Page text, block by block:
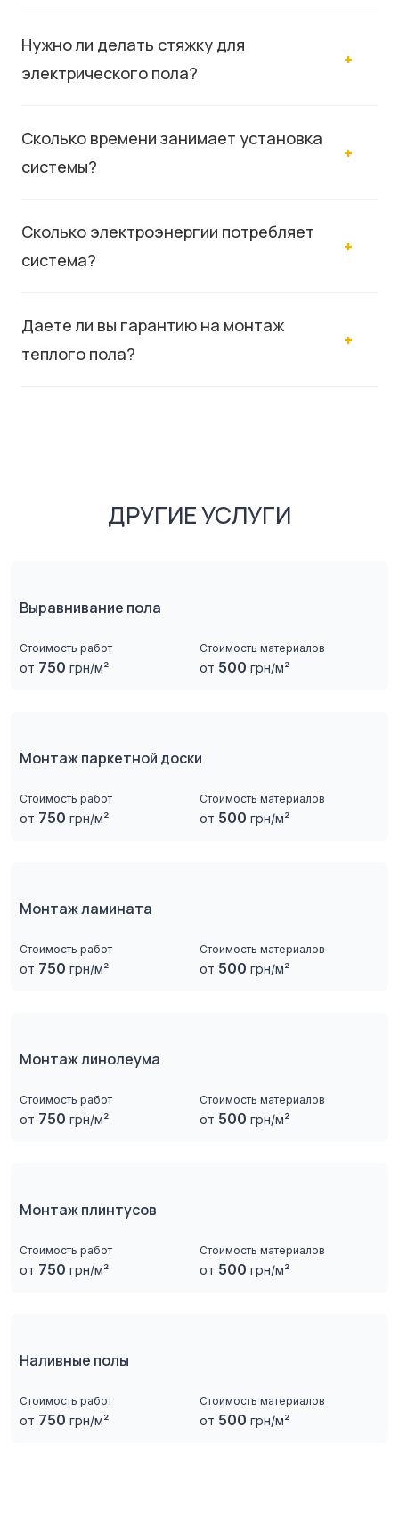
Нужно ли делать стяжку для
электрического пола?
Сколько времени занимает установка
системы?
Сколько электроэнергии потребляет
система?
Даете ли вы гарантию на монтаж
теплого пола?
ДРУГИЕ УСЛУГИ
Выравнивание пола
Стоимость работ
от 750 грн/м²
Стоимость материалов
от 500 грн/м²
Монтаж паркетной доски
Стоимость работ
от 750 грн/м²
Стоимость материалов
от 500 грн/м²
Монтаж ламината
Стоимость работ
от 750 грн/м²
Стоимость материалов
от 500 грн/м²
Монтаж линолеума
Стоимость работ
от 750 грн/м²
Стоимость материалов
от 500 грн/м²
Монтаж плинтусов
Стоимость работ
от 750 грн/м²
Стоимость материалов
от 500 грн/м²
Наливные полы
Стоимость работ
от 750 грн/м²
Стоимость материалов
от 500 грн/м²